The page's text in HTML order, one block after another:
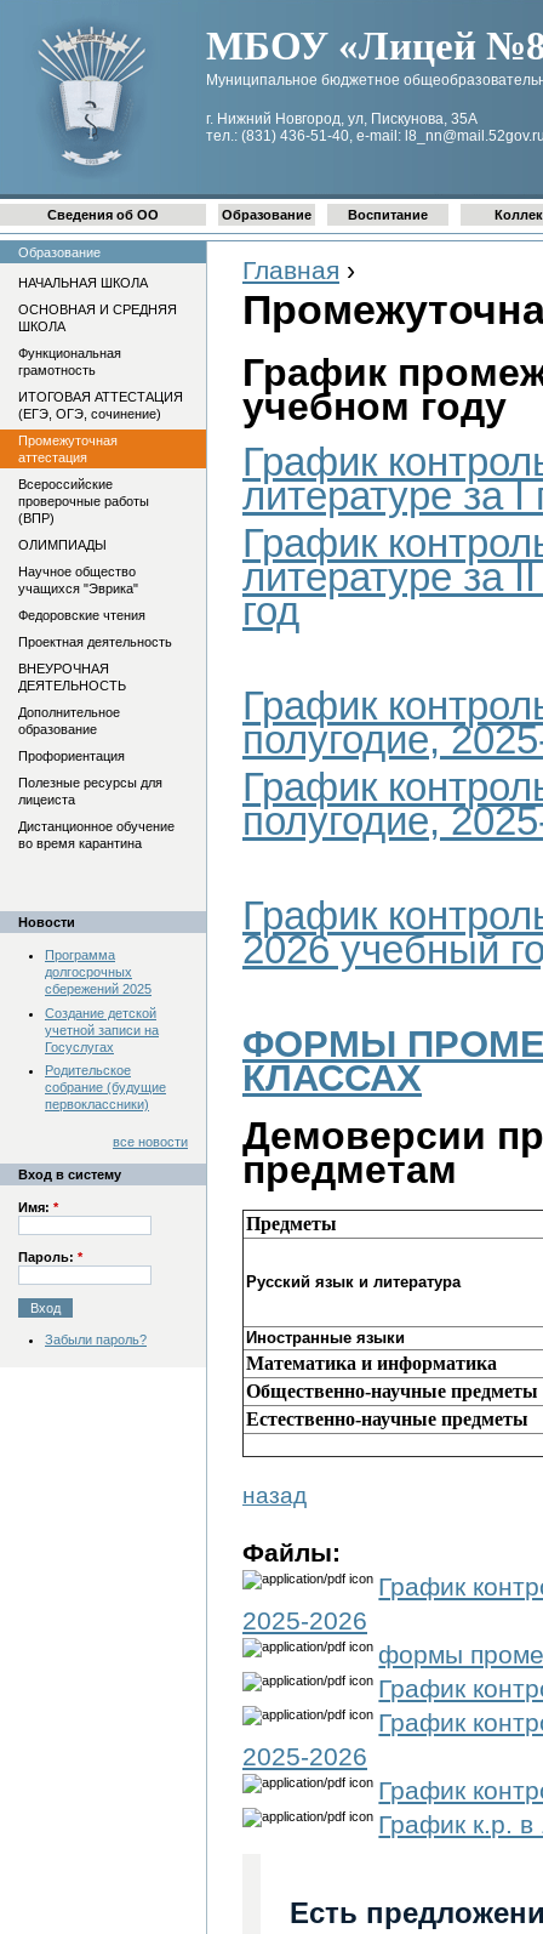
МБОУ «Лицей №8
Муниципальное бюджетное
г. Нижний Новгород, ул, Пискунова, 35А
тел.: (831) 436-51-40, e-mail:
Главная ›
График
учебном году
График
литературе за
График
литературе за
год
График
полугодие,
График
полугодие,
График
2026 учебный
ФОРМЫ
КЛАССАХ
Демоверсии
предметам
Предметы
Русский язык и литература
Иностранные языки
Математика и информатика
Общественно-научные предметы
Естественно-научные предметы
назад
Файлы:
График
2025-2026
формы
График
График
2025-2026
График
График к.р. в
Есть
Сведения об ОО Образование Воспитание
Образование
НАЧАЛЬНАЯ ШКОЛА
ОСНОВНАЯ И СРЕДНЯЯ
ШКОЛА
Функциональная
грамотность
ИТОГОВАЯ АТТЕСТАЦИЯ
(ЕГЭ, ОГЭ, сочинение)
Промежуточная
аттестация
Всероссийские
проверочные работы
(ВПР)
ОЛИМПИАДЫ
Научное общество
учащихся "Эврика"
Федоровские чтения
Проектная деятельность
ВНЕУРОЧНАЯ
ДЕЯТЕЛЬНОСТЬ
Дополнительное
образование
Профориентация
Полезные ресурсы для
лицеиста
Дистанционное обучение
во время карантина
Новости
Программа
долгосрочных
сбережений 2025
Создание детской
учетной записи на
Госуслугах
Родительское
собрание (будущие
первоклассники)
все новости
Вход в систему
Имя: *
Пароль: *
Забыли пароль?